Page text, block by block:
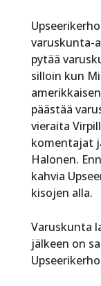
varuskunta-
pytää
silloin kun
päästää
vieraita
komentajat
Halonen.
kahvia
kisojen alla.
Varuskunta
jälkeen on